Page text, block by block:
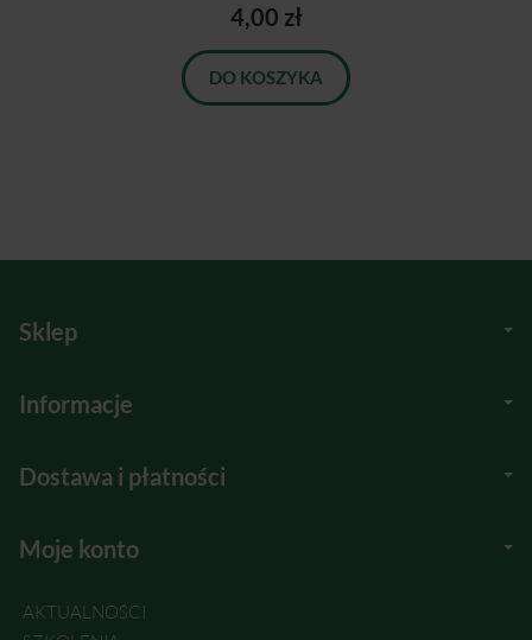
4,00 zł
DO KOSZYKA
Sklep
Informacje
Dostawa i płatności
Moje konto
AKTUALNOŚCI